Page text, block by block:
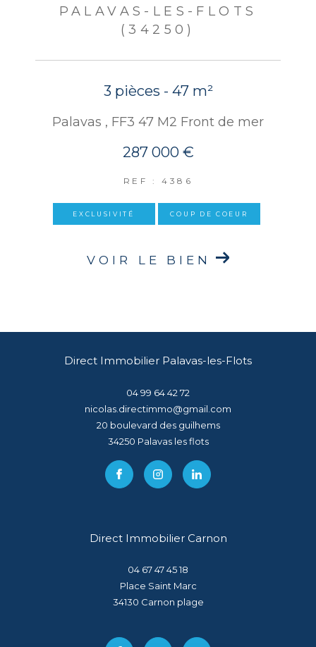
PALAVAS-LES-FLOTS
(34250)
3 pièces - 47 m²
Palavas , FF3 47 M2 Front de mer
287 000 €
REF : 4386
EXCLUSIVITÉ COUP DE COEUR
VOIR LE BIEN
Direct Immobilier Palavas-les-Flots
04 99 64 42 72
nicolas.directimmo@gmail.com
20 boulevard des guilhems
34250
palavas les flots
Direct Immobilier Carnon
04 67 47 45 18
Place Saint Marc
34130
carnon plage